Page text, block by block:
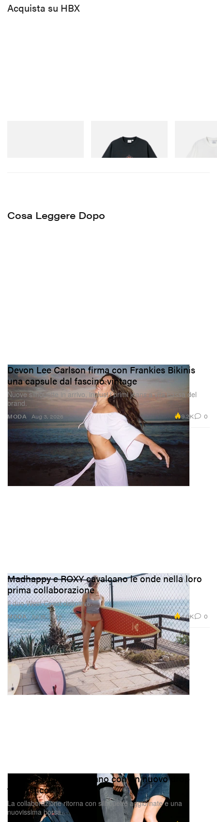
Acquista su HBX
Flame Tee
Acquista ora
Cosa Leggere Dopo
MODA
Devon Lee Carlson firma con Frankies Bikinis
una capsule dal fascino vintage
Nuove silhouette in arrivo, inclusi i primi jeans a vita bassa del
brand.
Aug 3, 2026 9.2K 0
MODA
Madhappy e ROXY cavalcano le onde nella loro
prima collaborazione
Il duo West Coast definitivo.
Jul 15, 2026 4.0K 0
Melissa e Diesel tornano con un nuovo drop
futuristico
La collaborazione ritorna con silhouette aggiornate e una
nuovissima borsa.